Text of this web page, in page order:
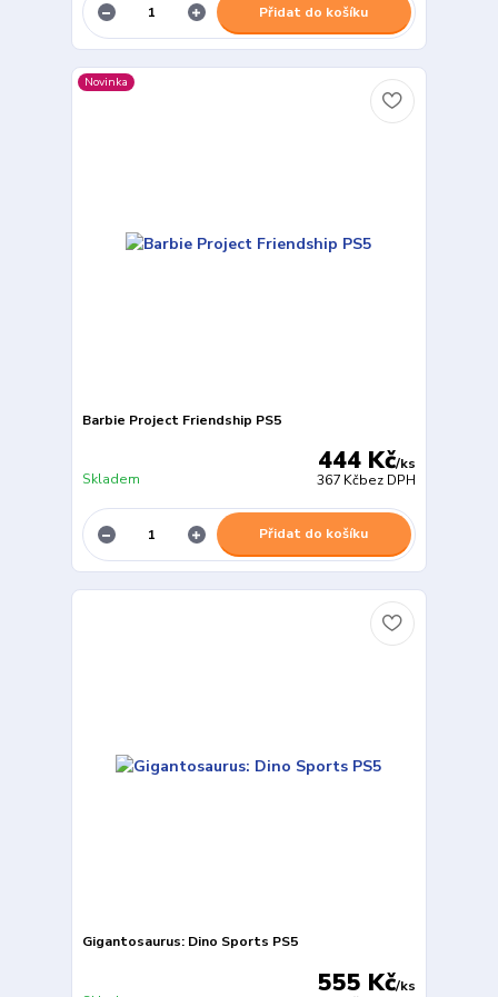
Přidat do košíku
Novinka
Barbie Project Friendship PS5
444 Kč/ks
367 Kčbez DPH
Skladem
Přidat do košíku
Gigantosaurus: Dino Sports PS5
555 Kč/ks